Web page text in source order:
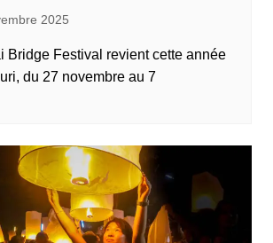
2025
Bridge Festival revient cette année
du 27 novembre au 7